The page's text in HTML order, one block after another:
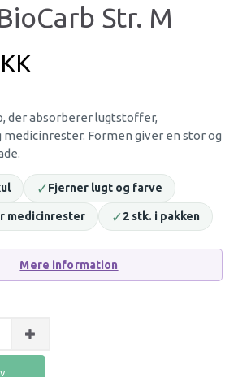
Str. M
der absorberer lugtstoffer,
Formen giver en stor og
✓Fjerner lugt og farve
medicinrester ✓2 stk. i pakken
Mere information